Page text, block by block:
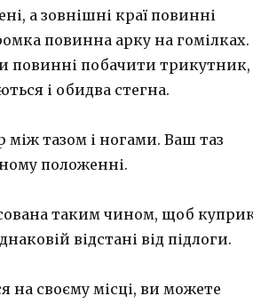
а зовнішні краї повинні
повинна арку на гомілках.
повинні побачити трикутник,
і обидва стегна.
тазом і ногами. Ваш таз
положенні.
таким чином, щоб
відстані від підлоги.
на своєму місці, ви можете